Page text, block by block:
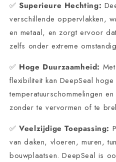
✅Superieure Hechting:
verschillende oppervlakken,
en metaal, en zorgt ervoor
zelfs onder extreme
✅ Hoge Duurzaamheid:
flexibiliteit kan DeepSeal hoge
temperatuurschommelingen
zonder te vervormen of te
✅Veelzijdige Toepassing:
van daken, vloeren, muren,
bouwplaatsen. DeepSeal is